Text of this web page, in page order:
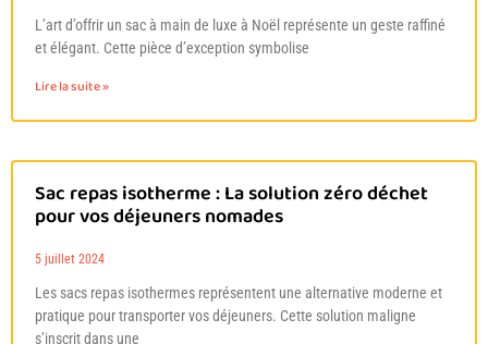
L’art d’offrir un sac à main de luxe à Noël représente un geste raffiné
et élégant. Cette pièce d’exception symbolise
Lire la suite »
Sac repas isotherme : La solution zéro déchet
pour vos déjeuners nomades
5 juillet 2024
Les sacs repas isothermes représentent une alternative moderne et
pratique pour transporter vos déjeuners. Cette solution maligne
s’inscrit dans une